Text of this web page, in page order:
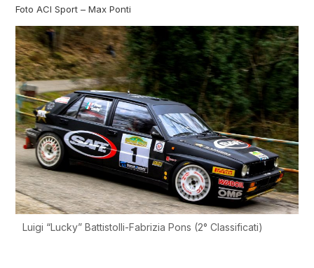
Foto ACI Sport – Max Ponti
Luigi “Lucky” Battistolli-Fabrizia Pons (2° Classificati)